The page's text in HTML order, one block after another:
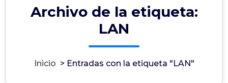
Archivo de la etiqueta:
LAN
Inicio > Entradas con la etiqueta "LAN"